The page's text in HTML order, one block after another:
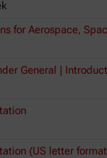
for Aerospace,
General |
(US letter